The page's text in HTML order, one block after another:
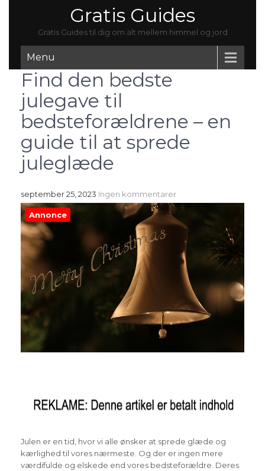
Gratis Guides
Gratis Guides til dig om alt mellem himmel og jord
Menu
Find den bedste
julegave til
bedsteforældrene – en
guide til at sprede
juleglæde
september 25, 2023 Ingen kommentarer
Annonce
Julen er en tid, hvor vi alle ønsker at sprede glæde og
kærlighed til vores nærmeste. Og der er ingen mere
værdifulde og elskede end vores bedsteforældre. Deres